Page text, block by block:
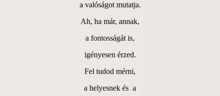
a valóságot mutatja.
Ah, ha már, annak,
a fontosságát is,
igényesen érzed.
Fel tudod mérni,
a helyesnek és a